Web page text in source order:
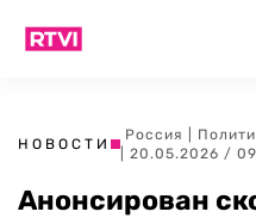
НОВОСТИ
Россия
| 20.05.2026 /
Анонсирован